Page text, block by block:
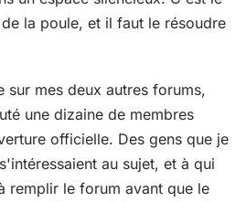
la poule, et il faut le résoudre
sur mes deux autres forums,
une dizaine de membres
officielle. Des gens que je
au sujet, et à qui
remplir le forum avant que le